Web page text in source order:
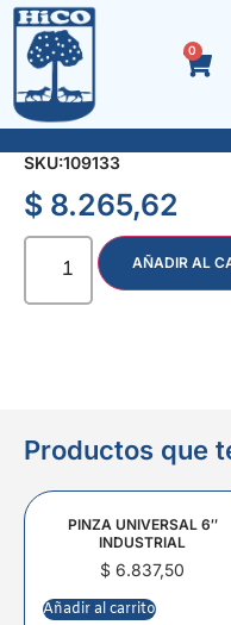
0
SOGA TRENZADA
SKU:109133
$ 8.265,62
AÑADIR AL
Productos que
PINZA UNIVERSAL 6″
INDUSTRIAL
$ 6.837,50
Añadir al carrito